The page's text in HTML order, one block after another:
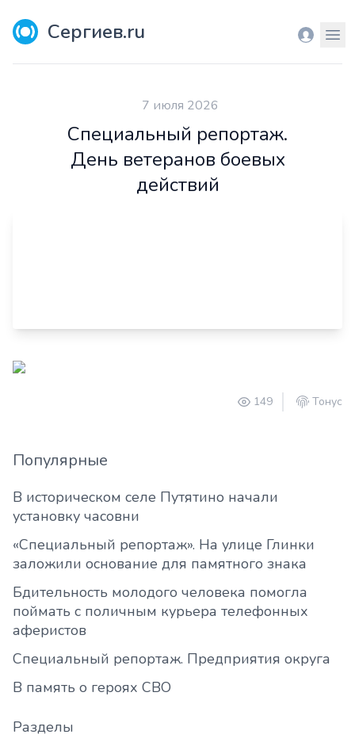
Сергиев.ru Вход
7 июля 2026
Специальный репортаж.
День ветеранов боевых
действий
149 Тонус
Популярные
В историческом селе Путятино начали
установку часовни
«Специальный репортаж». На улице Глинки
заложили основание для памятного знака
Бдительность молодого человека помогла
поймать с поличным курьера телефонных
аферистов
Специальный репортаж. Предприятия округа
В память о героях СВО
Разделы